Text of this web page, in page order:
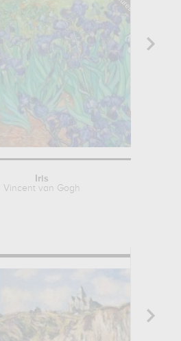
Iris
Vincent van Gogh